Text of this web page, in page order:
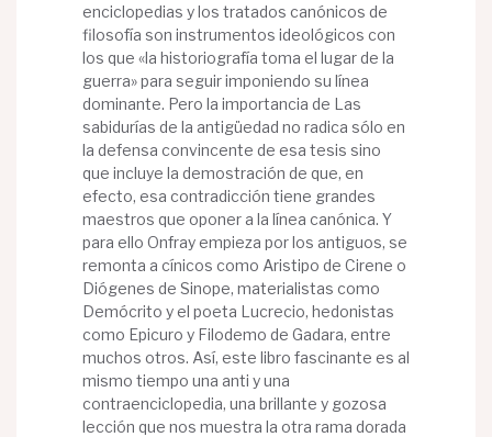
enciclopedias y los tratados canónicos de
filosofía son instrumentos ideológicos con
los que «la historiografía toma el lugar de la
guerra» para seguir imponiendo su línea
dominante. Pero la importancia de Las
sabidurías de la antigüedad no radica sólo en
la defensa convincente de esa tesis sino
que incluye la demostración de que, en
efecto, esa contradicción tiene grandes
maestros que oponer a la línea canónica. Y
para ello Onfray empieza por los antiguos, se
remonta a cínicos como Aristipo de Cirene o
Diógenes de Sinope, materialistas como
Demócrito y el poeta Lucrecio, hedonistas
como Epicuro y Filodemo de Gadara, entre
muchos otros. Así, este libro fascinante es al
mismo tiempo una anti y una
contraenciclopedia, una brillante y gozosa
lección que nos muestra la otra rama dorada